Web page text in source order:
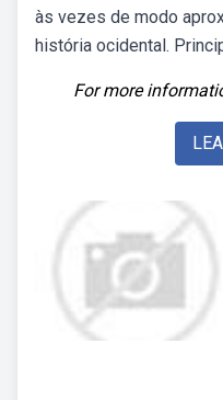
às vezes de modo
história ocidental.
For more